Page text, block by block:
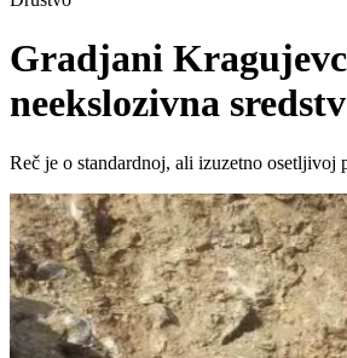
Gradjani
neekslozivna
Reč je o standardnoj, ali izuzetno osetljivoj